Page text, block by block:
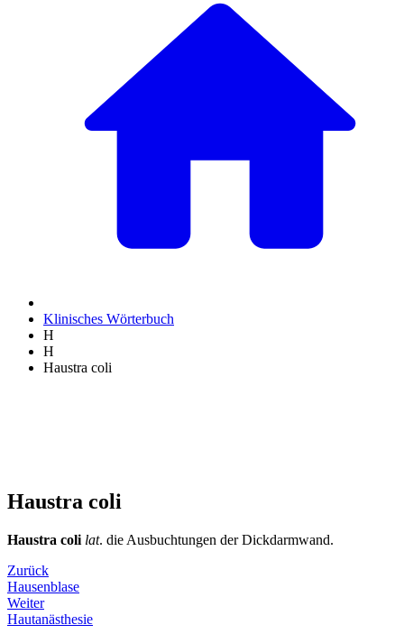
Klinisches Wörterbuch
H
H
Haustra coli
Haustra coli
Haustra coli lat. die Ausbuchtungen der Dickdarmwand.
Zurück
Hausenblase
Weiter
Hautanästhesie